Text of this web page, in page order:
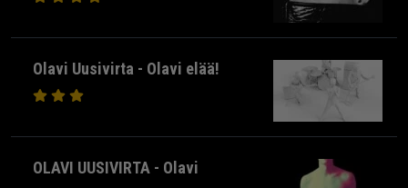
Olavi Uusivirta - Olavi elää!
OLAVI UUSIVIRTA - Olavi